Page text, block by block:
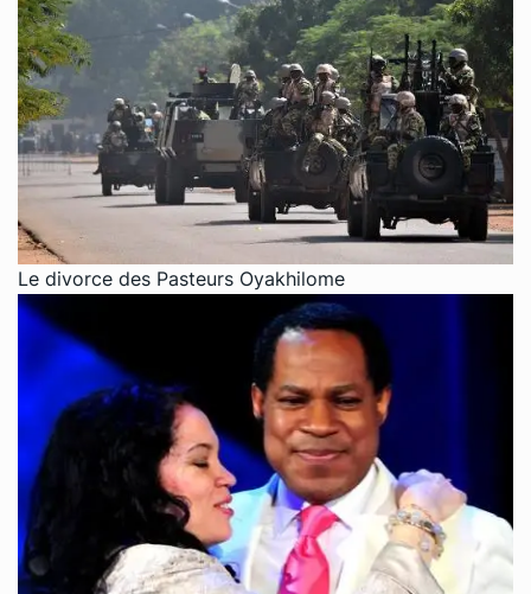
Le divorce des Pasteurs Oyakhilome